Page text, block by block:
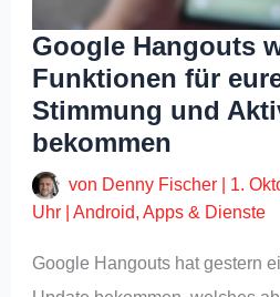
Google Hangouts
Funktionen für
Stimmung und
bekommen
von Denny Fischer
1.
Uhr |Android,Apps & Dienste
Google Hangouts hat gestern